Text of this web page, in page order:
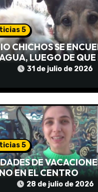
5
CHICHOS SE
LUEGO DE QUE
EL SUMINISTRO SIN
31 de julio de 2026
5
DE
EN EL CENTRO
EL TALA
28 de julio de 2026